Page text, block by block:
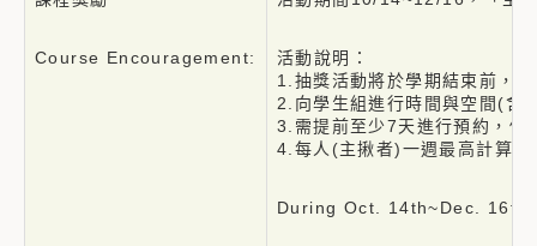
Course Encouragement:
活動說明：
1.抽獎活動將於學期結束前，
2.向學生組進行時間與空間(含
3.需提前至少7天進行預約，
4.每人(主揪者)一週最高計算二
During Oct. 14th~Dec.